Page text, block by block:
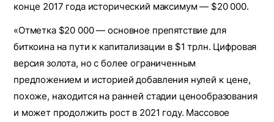
конце 2017 года исторический максимум — $20 000.
«Отметка $20 000 — основное препятствие для
биткоина на пути к капитализации в $1 трлн. Цифровая
версия золота, но с более ограниченным
предложением и историей добавления нулей к цене,
похоже, находится на ранней стадии ценообразования
и может продолжить рост в 2021 году. Массовое